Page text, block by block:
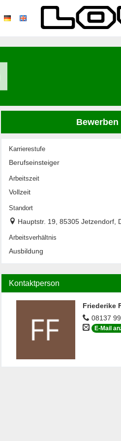
Bewerben
Karrierestufe
Berufseinsteiger
Arbeitszeit
Vollzeit
Standort
Hauptstr. 19, 85305 Jetzendorf,
Arbeitsverhältnis
Ausbildung
Kontaktperson
Friederike
08137
E-Mail